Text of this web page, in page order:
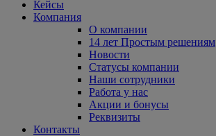
Кейсы
Компания
О компании
14 лет Простым решениям
Новости
Статусы компании
Наши сотрудники
Работа у нас
Акции и бонусы
Реквизиты
Контакты